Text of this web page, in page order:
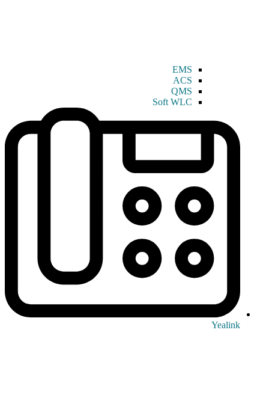
EMS
ACS
QMS
Soft WLC
Yealink